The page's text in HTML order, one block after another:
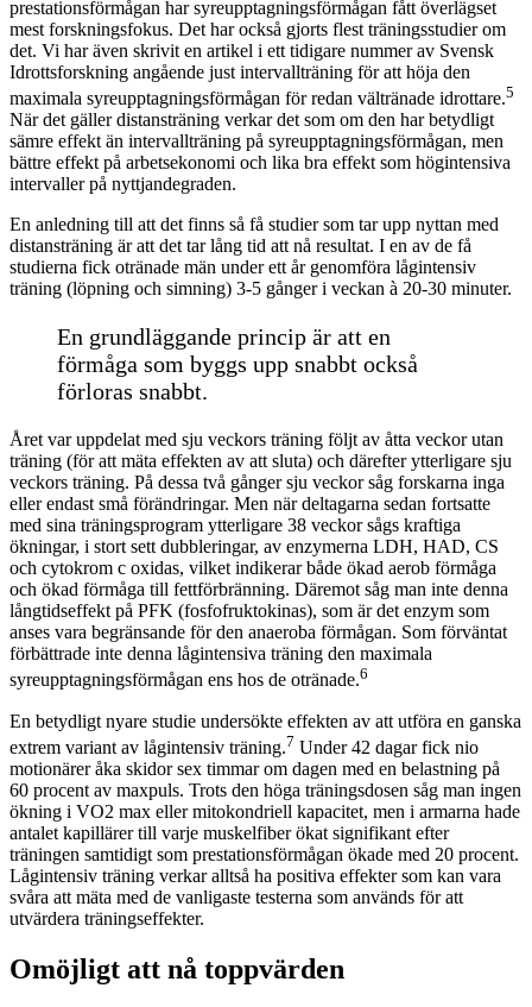
prestationsförmågan har syreupptagningsförmågan fått överlägset
mest forskningsfokus. Det har också gjorts flest träningsstudier om
det. Vi har även skrivit en artikel i ett tidigare nummer av Svensk
Idrottsforskning angående just intervallträning för att höja den
maximala syreupptagningsförmågan för redan vältränade idrottare.5
När det gäller distansträning verkar det som om den har betydligt
sämre effekt än intervallträning på syreupptagningsförmågan, men
bättre effekt på arbetsekonomi och lika bra effekt som högintensiva
intervaller på nyttjandegraden.
En anledning till att det finns så få studier som tar upp nyttan med
distansträning är att det tar lång tid att nå resultat. I en av de få
studierna fick otränade män under ett år genomföra lågintensiv
träning (löpning och simning) 3-5 gånger i veckan à 20-30 minuter.
En grundläggande princip är att en
förmåga som byggs upp snabbt också
förloras snabbt.
Året var uppdelat med sju veckors träning följt av åtta veckor utan
träning (för att mäta effekten av att sluta) och därefter ytterligare sju
veckors träning. På dessa två gånger sju veckor såg forskarna inga
eller endast små förändringar. Men när deltagarna sedan fortsatte
med sina träningsprogram ytterligare 38 veckor sågs kraftiga
ökningar, i stort sett dubbleringar, av enzymerna LDH, HAD, CS
och cytokrom c oxidas, vilket indikerar både ökad aerob förmåga
och ökad förmåga till fettförbränning. Däremot såg man inte denna
långtidseffekt på PFK (fosfofruktokinas), som är det enzym som
anses vara begränsande för den anaeroba förmågan. Som förväntat
förbättrade inte denna lågintensiva träning den maximala
syreupptagningsförmågan ens hos de otränade.6
En betydligt nyare studie undersökte effekten av att utföra en ganska
extrem variant av lågintensiv träning.7 Under 42 dagar fick nio
motionärer åka skidor sex timmar om dagen med en belastning på
60 procent av maxpuls. Trots den höga träningsdosen såg man ingen
ökning i VO2 max eller mitokondriell kapacitet, men i armarna hade
antalet kapillärer till varje muskelfiber ökat signifikant efter
träningen samtidigt som prestationsförmågan ökade med 20 procent.
Lågintensiv träning verkar alltså ha positiva effekter som kan vara
svåra att mäta med de vanligaste testerna som används för att
utvärdera träningseffekter.
Omöjligt att nå toppvärden